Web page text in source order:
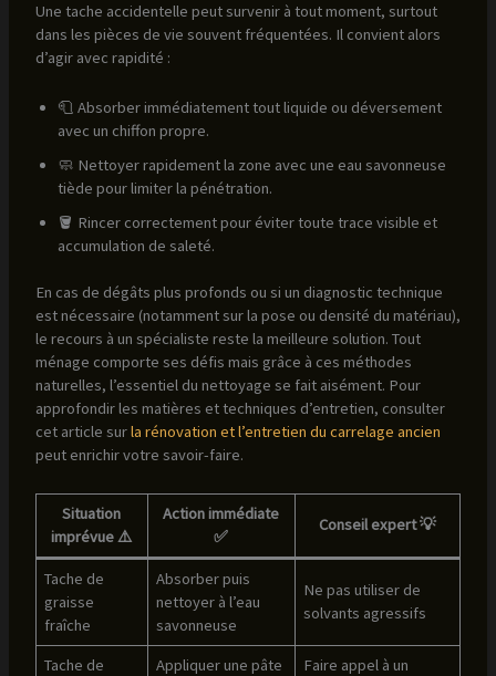
Une tache accidentelle peut survenir à tout moment, surtout
dans les pièces de vie souvent fréquentées. Il convient alors
d’agir avec rapidité :
🧻 Absorber immédiatement tout liquide ou déversement
avec un chiffon propre.
🧼 Nettoyer rapidement la zone avec une eau savonneuse
tiède pour limiter la pénétration.
🪣 Rincer correctement pour éviter toute trace visible et
accumulation de saleté.
En cas de dégâts plus profonds ou si un diagnostic technique
est nécessaire (notamment sur la pose ou densité du matériau),
le recours à un spécialiste reste la meilleure solution. Tout
ménage comporte ses défis mais grâce à ces méthodes
naturelles, l’essentiel du nettoyage se fait aisément. Pour
approfondir les matières et techniques d’entretien, consulter
cet article surla rénovation et l’entretien du carrelage ancien
peut enrichir votre savoir-faire.
Situation
imprévue ⚠️
Action immédiate
✅
Conseil expert 💡
Tache de
graisse
fraîche
Absorber puis
nettoyer à l’eau
savonneuse
Ne pas utiliser de
solvants agressifs
Tache de
Appliquer une pâte
Faire appel à un